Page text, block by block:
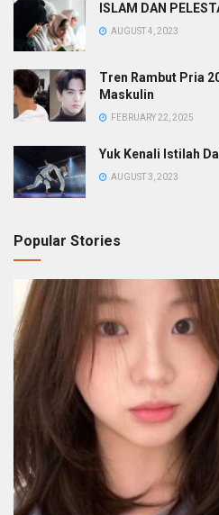
ISLAM DAN
AUGUST 4, 2023
Tren Rambut Pria
Maskulin
FEBRUARY 22, 2025
Yuk Kenali Istilah
AUGUST 3, 2023
Popular Stories